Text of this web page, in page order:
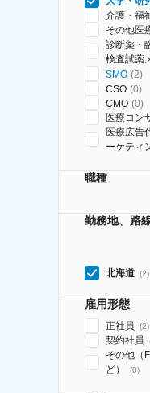
介護・福
その他医
診断薬・
検査試薬
SMO (2)
CSO (0)
CMO (0)
医療コン
医療広告
ーケティ
職種
勤務地、路
北海道 (2)
雇用形態
正社員 (2)
契約社員
その他（
ど）
(0)